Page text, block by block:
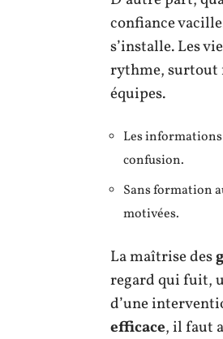
confiance
s’installe. Les
rythme, surtout
équipes.
Les
confusion.
Sans formation
motivées.
La maîtrise des
regard qui fuit,
d’une
efficace, il faut